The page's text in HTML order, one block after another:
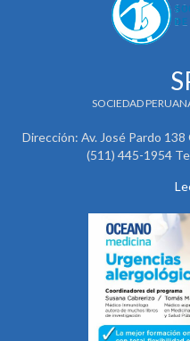
SOCIEDAD
Dirección: Av. José Pardo
(511) 445-1954